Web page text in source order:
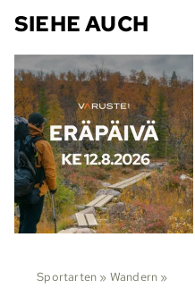
SIEHE AUCH
Sportarten ‪» Wandern ‪»